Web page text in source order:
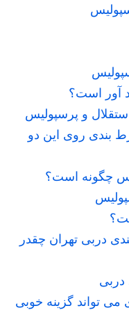
آور است؟
و پرسپولیس
بندی روی این دو
چگونه است؟
دربی تهران چقدر
دربی
می تواند گزینه خوبی